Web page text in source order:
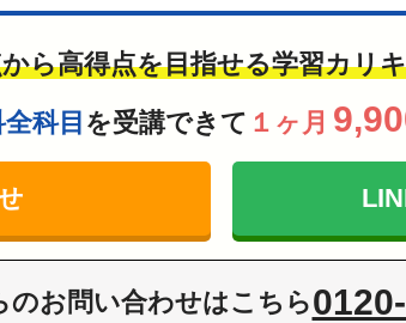
ら高得点を目指せる学習カリ
科目 を受講できて １ヶ月
のお問い合わせはこちら